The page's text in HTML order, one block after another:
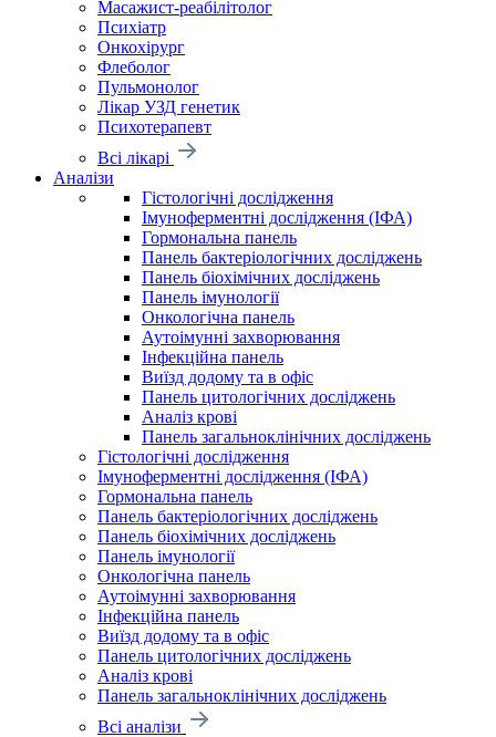
Масажист-реабілітолог
Психіатр
Онкохірург
Флеболог
Пульмонолог
Лікар УЗД генетик
Психотерапевт
Всі лікарі
Аналізи
Гістологічні дослідження
Імуноферментні дослідження (ІФА)
Гормональна панель
Панель бактеріологічних досліджень
Панель біохімічних досліджень
Панель імунології
Онкологічна панель
Аутоімунні захворювання
Інфекційна панель
Виїзд додому та в офіс
Панель цитологічних досліджень
Аналіз крові
Панель загальноклінічних досліджень
Гістологічні дослідження
Імуноферментні дослідження (ІФА)
Гормональна панель
Панель бактеріологічних досліджень
Панель біохімічних досліджень
Панель імунології
Онкологічна панель
Аутоімунні захворювання
Інфекційна панель
Виїзд додому та в офіс
Панель цитологічних досліджень
Аналіз крові
Панель загальноклінічних досліджень
Всі аналізи